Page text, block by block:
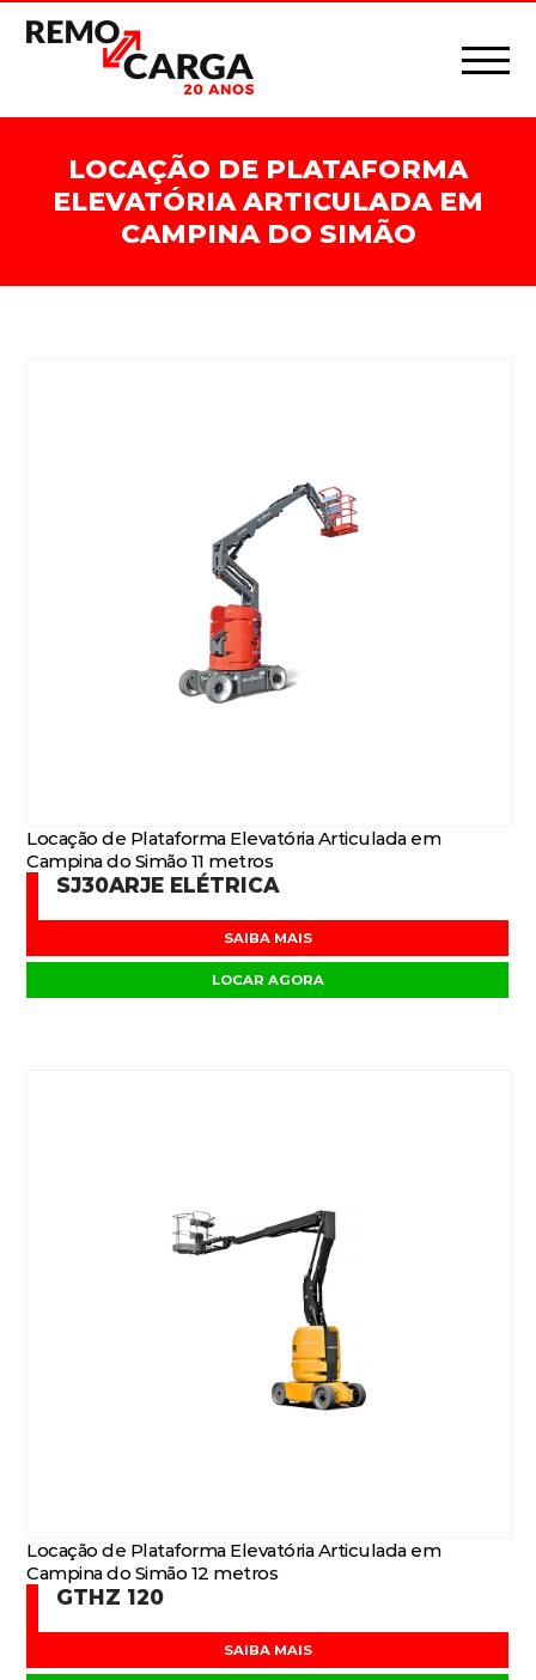
LOCAÇÃO DE PLATAFORMA
ELEVATÓRIA ARTICULADA EM
CAMPINA DO SIMÃO
Locação de Plataforma Elevatória Articulada em
Campina do Simão 11 metros
SJ30ARJE ELÉTRICA
SAIBA MAIS
LOCAR AGORA
Locação de Plataforma Elevatória Articulada em
Campina do Simão 12 metros
GTHZ 120
SAIBA MAIS